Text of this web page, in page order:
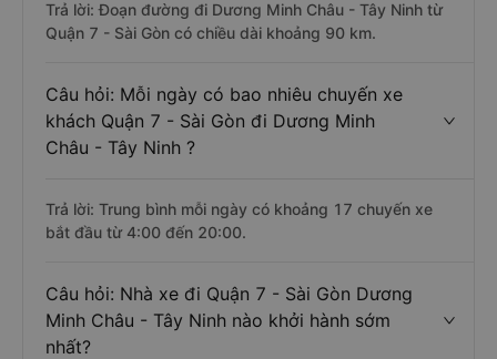
Trả lời: Đoạn đường đi Dương Minh Châu - Tây Ninh từ
Quận 7 - Sài Gòn có chiều dài khoảng 90 km.
Câu hỏi: Mỗi ngày có bao nhiêu chuyến xe
khách Quận 7 - Sài Gòn đi Dương Minh
Châu - Tây Ninh ?
Trả lời: Trung bình mỗi ngày có khoảng 17 chuyến xe
bắt đầu từ 4:00 đến 20:00.
Câu hỏi: Nhà xe đi Quận 7 - Sài Gòn Dương
Minh Châu - Tây Ninh nào khởi hành sớm
nhất?